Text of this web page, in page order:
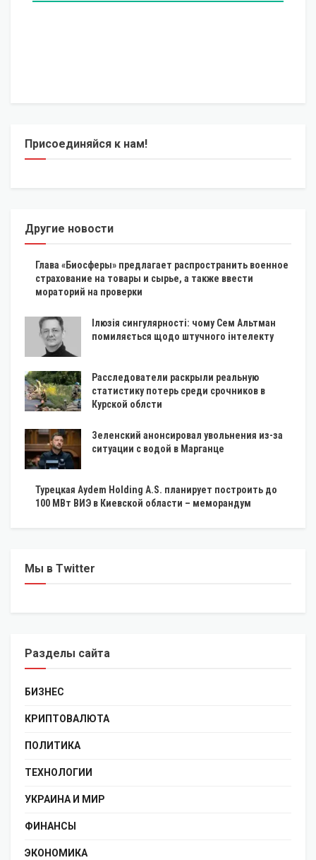
Присоединяйся к нам!
Другие новости
Глава «Биосферы» предлагает распространить военное
страхование на товары и сырье, а также ввести
мораторий на проверки
Ілюзія сингулярності: чому Сем Альтман
помиляється щодо штучного інтелекту
Расследователи раскрыли реальную
статистику потерь среди срочников в
Курской облсти
Зеленский анонсировал увольнения из-за
ситуации с водой в Марганце
Турецкая Aydem Holding A.S. планирует построить до
100 МВт ВИЭ в Киевской области – меморандум
Мы в Twitter
Разделы сайта
БИЗНЕС
КРИПТОВАЛЮТА
ПОЛИТИКА
ТЕХНОЛОГИИ
УКРАИНА И МИР
ФИНАНСЫ
ЭКОНОМИКА